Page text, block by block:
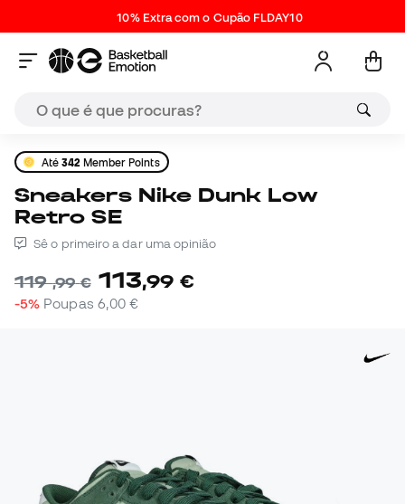
10% Extra com o Cupão FLDAY10
Até342 Member Points
Sneakers Nike Dunk Low
Retro SE
Sê o primeiro a dar uma opinião
119,99 € 113,99 €
-5% Poupas 6,00 €